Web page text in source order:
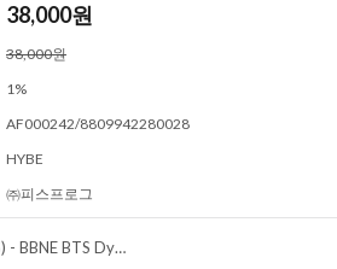
38,000원
38,000원
1%
AF000242/8809942280028
HYBE
㈜피스프로그
방탄소년단 (BTS) - BBNE BTS Dynamite Water Tumbler (Pink)변심반품불가